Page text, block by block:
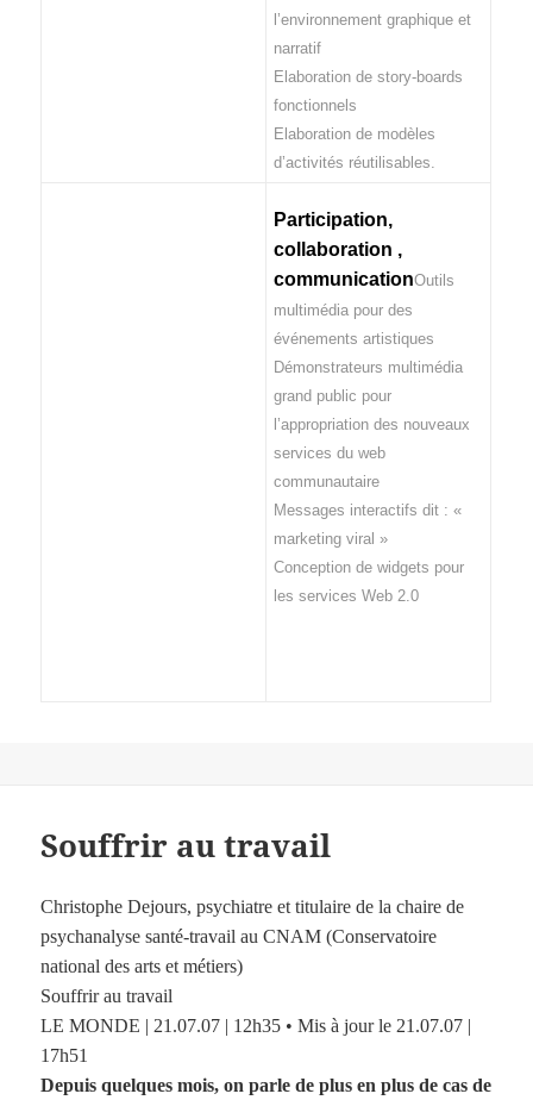
l’environnement graphique et
narratif
Elaboration de story-boards
fonctionnels
Elaboration de modèles
d’activités réutilisables.
Participation,
collaboration ,
communicationOutils
multimédia pour des
événements artistiques
Démonstrateurs multimédia
grand public pour
l’appropriation des nouveaux
services du web
communautaire
Messages interactifs dit : «
marketing viral »
Conception de widgets pour
les services Web 2.0
Souffrir au travail
Christophe Dejours, psychiatre et titulaire de la chaire de
psychanalyse santé-travail au CNAM (Conservatoire
national des arts et métiers)
Souffrir au travail
LE MONDE | 21.07.07 | 12h35 • Mis à jour le 21.07.07 |
17h51
Depuis quelques mois, on parle de plus en plus de cas de